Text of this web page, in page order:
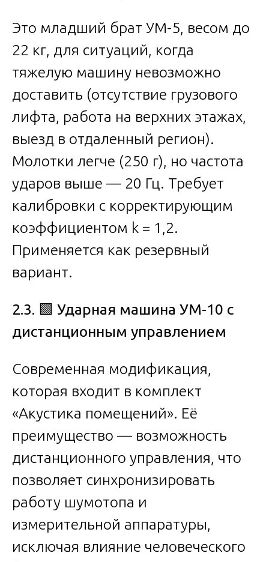
Это младший брат УМ-5, весом до
22 кг, для ситуаций, когда
тяжелую машину невозможно
доставить (отсутствие грузового
лифта, работа на верхних этажах,
выезд в отдаленный регион).
Молотки легче (250 г), но частота
ударов выше — 20 Гц. Требует
калибровки с корректирующим
коэффициентом k = 1,2.
Применяется как резервный
вариант.
2.3. 🟩 Ударная машина УМ-10 с
дистанционным управлением
Современная модификация,
которая входит в комплект
«Акустика помещений». Её
преимущество — возможность
дистанционного управления, что
позволяет синхронизировать
работу шумотопа и
измерительной аппаратуры,
исключая влияние человеческого